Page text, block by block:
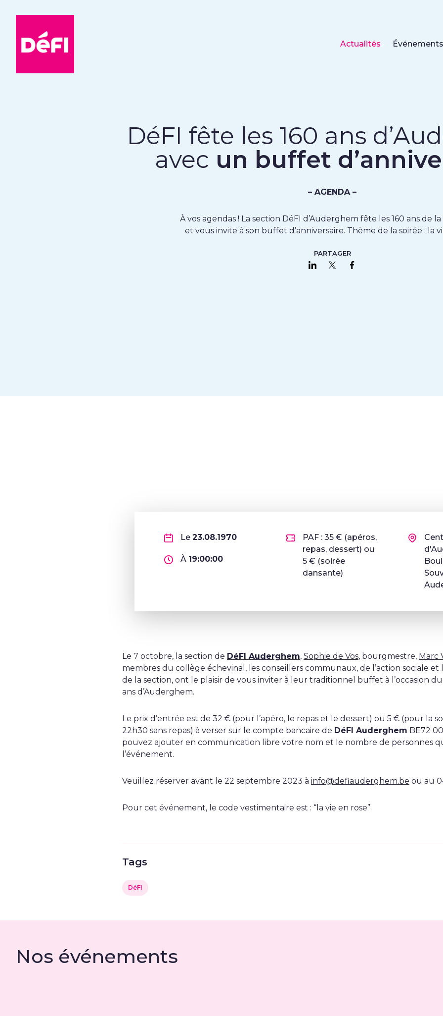
Actualités Événements
DéFI fête les 160 ans
avec un buffet
– AGENDA –
À vos agendas ! La section DéFI d’Auderghem fête les 160 ans de
et vous invite à son buffet d’anniversaire. Thème de la soirée : la
PARTAGER
Partager sur LinkedIn
Partager sur Twitter
Le 23.08.1970
À 19:00:00
PAF : 35 € (apéros,
repas, dessert) ou
5 € (soirée
dansante)
Le 7 octobre, la section de DéFI Auderghem, Sophie de Vos, bourgmestre, Marc
membres du collège échevinal, les conseillers communaux, de l’action sociale
de la section, ont le plaisir de vous inviter à leur traditionnel buffet à l’occasion
ans d’Auderghem.
Le prix d’entrée est de 32 € (pour l’apéro, le repas et le dessert) ou 5 € (pour la
22h30 sans repas) à verser sur le compte bancaire de DéFI Auderghem BE72
pouvez ajouter en communication libre votre nom et le nombre de personnes
l’événement.
Veuillez réserver avant le 22 septembre 2023 à info@defiauderghem.be ou au
Pour cet événement, le code vestimentaire est : “la vie en rose”.
Tags
DéFI
Nos événements